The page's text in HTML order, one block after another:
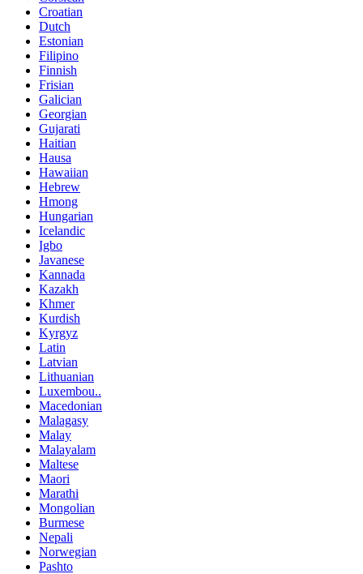
Croatian
Dutch
Estonian
Filipino
Finnish
Frisian
Galician
Georgian
Gujarati
Haitian
Hausa
Hawaiian
Hebrew
Hmong
Hungarian
Icelandic
Igbo
Javanese
Kannada
Kazakh
Khmer
Kurdish
Kyrgyz
Latin
Latvian
Lithuanian
Luxembou..
Macedonian
Malagasy
Malay
Malayalam
Maltese
Maori
Marathi
Mongolian
Burmese
Nepali
Norwegian
Pashto